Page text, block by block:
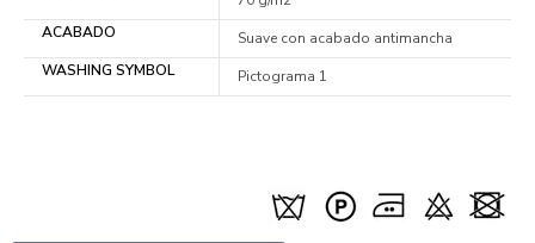
ACABADO
Suave con acabado antimancha
WASHING SYMBOL
Pictograma 1